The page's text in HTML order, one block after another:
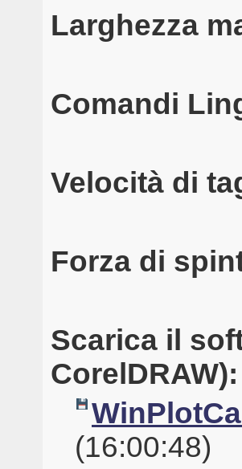
Larghezza
Comandi
Velocità di
Forza di
Scarica il
CorelDRAW):
(16:00:48)